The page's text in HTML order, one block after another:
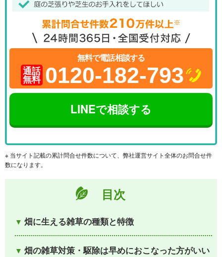
無料で電話相談する
通話
無料 0120-182-793
LINEで相談する
※ 当サイト記載の累計問合せ件数について、弊社運営サイト全体のお問合せ件
数になります。
目次
畑に生える雑草の種類と特徴
畑の雑草対策・駆除は早めにおこなった方がいい